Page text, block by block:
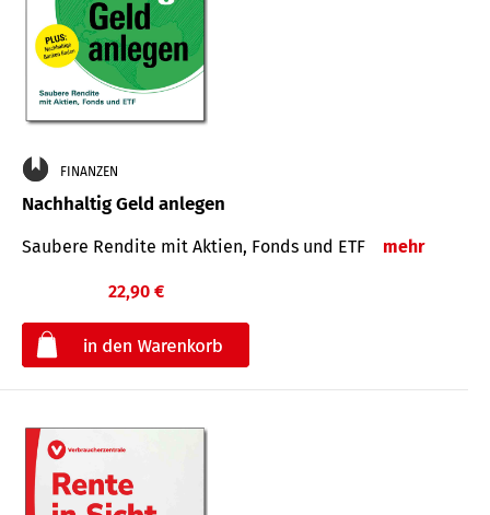
FINANZEN
Nachhaltig Geld anlegen
Saubere Rendite mit Aktien, Fonds und ETF mehr
22,90 €